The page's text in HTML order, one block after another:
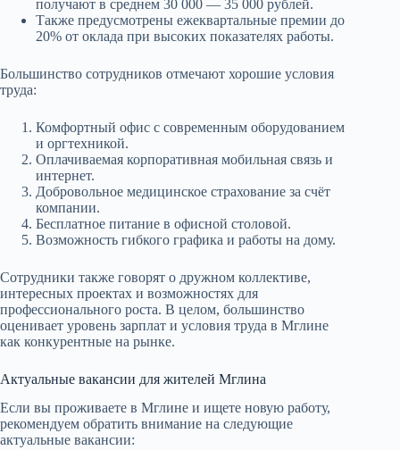
получают в среднем 30 000 — 35 000 рублей.
Также предусмотрены ежеквартальные премии до
20% от оклада при высоких показателях работы.
Большинство сотрудников отмечают хорошие условия
труда:
Комфортный офис с современным оборудованием
и оргтехникой.
Оплачиваемая корпоративная мобильная связь и
интернет.
Добровольное медицинское страхование за счёт
компании.
Бесплатное питание в офисной столовой.
Возможность гибкого графика и работы на дому.
Сотрудники также говорят о дружном коллективе,
интересных проектах и возможностях для
профессионального роста. В целом, большинство
оценивает уровень зарплат и условия труда в Мглине
как конкурентные на рынке.
Актуальные вакансии для жителей Мглина
Если вы проживаете в Мглине и ищете новую работу,
рекомендуем обратить внимание на следующие
актуальные вакансии: